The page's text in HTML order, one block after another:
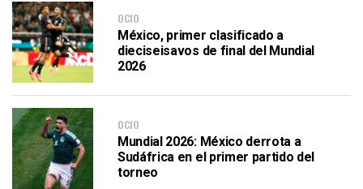
OCIO
México, primer clasificado a
dieciseisavos de final del Mundial
2026
OCIO
Mundial 2026: México derrota a
Sudáfrica en el primer partido del
torneo